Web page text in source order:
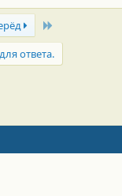
ответа.